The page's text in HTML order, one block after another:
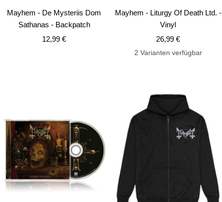
Mayhem - De Mysteriis Dom
Sathanas - Backpatch
Angebotspreis
12,99 €
Mayhem - Liturgy Of Death Ltd. -
Vinyl
Angebotspreis
26,99 €
2 Varianten verfügbar